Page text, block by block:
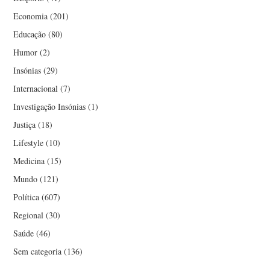
Economia (201)
Educação (80)
Humor (2)
Insónias (29)
Internacional (7)
Investigação Insónias (1)
Justiça (18)
Lifestyle (10)
Medicina (15)
Mundo (121)
Política (607)
Regional (30)
Saúde (46)
Sem categoria (136)